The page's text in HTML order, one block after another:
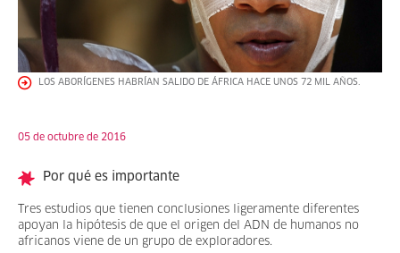
LOS ABORÍGENES HABRÍAN SALIDO DE ÁFRICA HACE UNOS 72 MIL AÑOS.
05 de octubre de 2016
Por qué es importante
Tres estudios que tienen conclusiones ligeramente diferentes
apoyan la hipótesis de que el origen del ADN de humanos no
africanos viene de un grupo de exploradores.